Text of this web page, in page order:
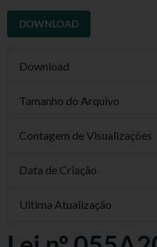
DOWNLOAD
Download
Tamanho do Arquivo
Contagem de Visualizações
Data de Criação
Ultima Atualização